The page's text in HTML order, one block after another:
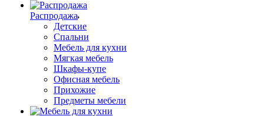
Распродажа
Детские
Спальни
Мебель для кухни
Мягкая мебель
Шкафы-купе
Офисная мебель
Прихожие
Предметы мебели